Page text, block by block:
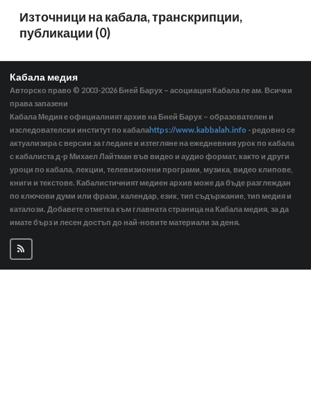
Източници на кабала, транскрипции,
публикации (0)
Кабала медия
Авторско право © 2003-2026 Бней Барух – асоциация Кабала ле ам. Всички
права запазени
Кабала Медия е официалният архив на Бней Барух – образователен и
изследователски институт по кабалаhttps://www.kabbalah.info - редовно се
актуализира с версии за гледане и изтегляне на ежедневния урок по кабала
с кабалиста д-р Михаел Лайтман във видео и аудио формат, както и други
уроци по кабала, лекции, телевизионни програми, музика, видео клипове,
книги и текстове. Кабалистичният медиен архив може да бъде разглеждан
по ключови думи или фрази, календар, език, тип съдържание, тип медия и
каталози. Добавете отметка към главната страница на Кабала медия, за да
имате бърз и лесен достъп до най-новите материали за деня.